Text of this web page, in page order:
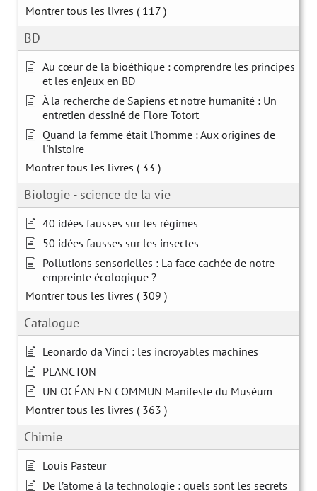
Montrer tous les livres ( 117 )
BD
Au cœur de la bioéthique : comprendre les principes
et les enjeux en BD
À la recherche de Sapiens et notre humanité : Un
entretien dessiné de Flore Totort
Quand la femme était l'homme : Aux origines de
l'histoire
Montrer tous les livres ( 33 )
Biologie - science de la vie
40 idées fausses sur les régimes
50 idées fausses sur les insectes
Pollutions sensorielles : La face cachée de notre
empreinte écologique ?
Montrer tous les livres ( 309 )
Catalogue
Leonardo da Vinci : les incroyables machines
PLANCTON
UN OCÉAN EN COMMUN Manifeste du Muséum
Montrer tous les livres ( 363 )
Chimie
Louis Pasteur
De l’atome à la technologie : quels sont les secrets